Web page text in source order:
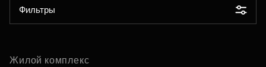
Фильтры
Жилой комплекс